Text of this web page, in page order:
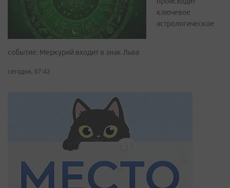
ключевое
астрологическое
событие: Меркурий входит в знак Льва
сегодня, 07:42